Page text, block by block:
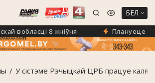
БЕЛ
вобласці 8 жніўня Плануеце на
У сістэме Рэчыцкай ЦРБ працуе каля